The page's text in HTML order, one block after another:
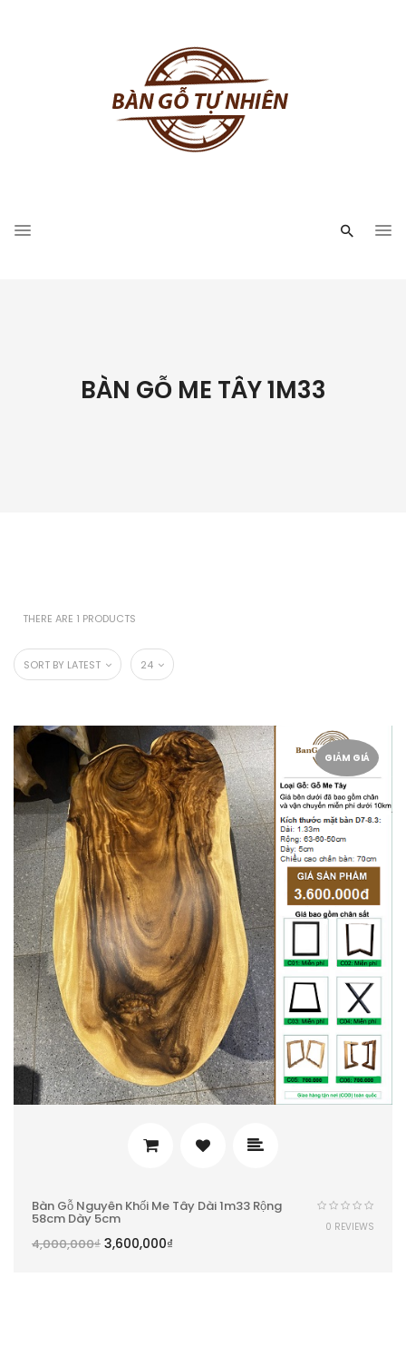
BÀN GỖ ME TÂY 1M33
THERE ARE 1 PRODUCTS
SORT BY LATEST 24
GIẢM GIÁ
Bàn Gỗ Nguyên Khối Me Tây Dài 1m33 Rộng
58cm Dày 5cm
4,000,000₫ 3,600,000₫
0 REVIEWS